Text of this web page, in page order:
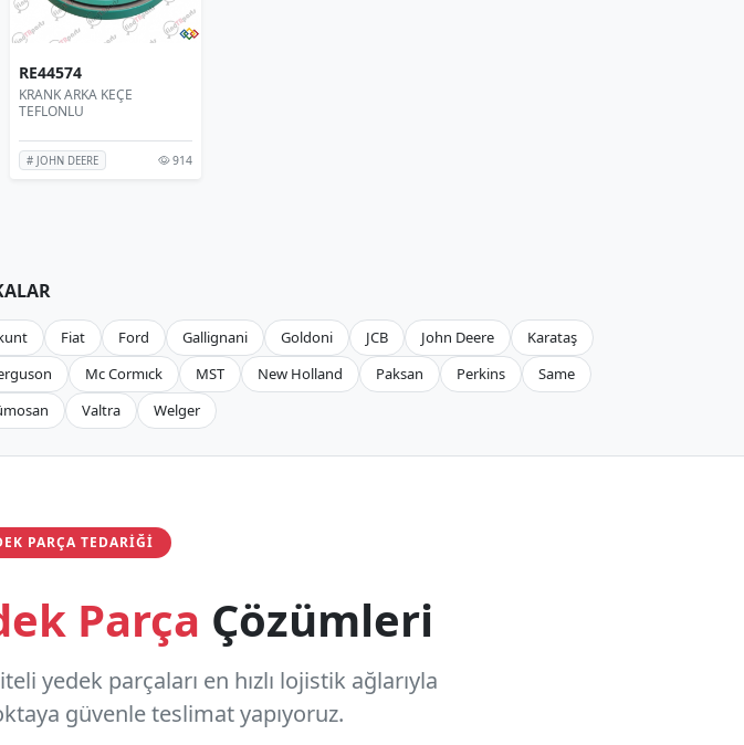
RE44574
KRANK ARKA KEÇE
TEFLONLU
# JOHN DEERE 914
Fiat Ford Gallignani Goldoni JCB John Deere
Karataş
Mc Cormıck MST New Holland Paksan Perkins
Same
Valtra Welger
PARÇA TEDARIĞI
Parça Çözümleri
yedek parçaları en hızlı lojistik ağlarıyla
güvenle teslimat yapıyoruz.